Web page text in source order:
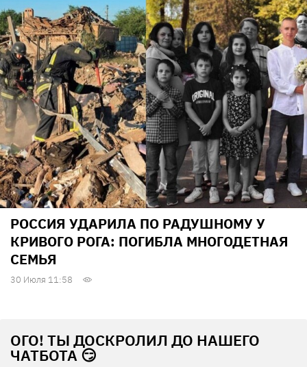
РОССИЯ УДАРИЛА ПО РАДУШНОМУ У
КРИВОГО РОГА: ПОГИБЛА МНОГОДЕТНАЯ
СЕМЬЯ
30 Июля 11:58
ОГО! ТЫ ДОСКРОЛИЛ ДО НАШЕГО
ЧАТБОТА 😏